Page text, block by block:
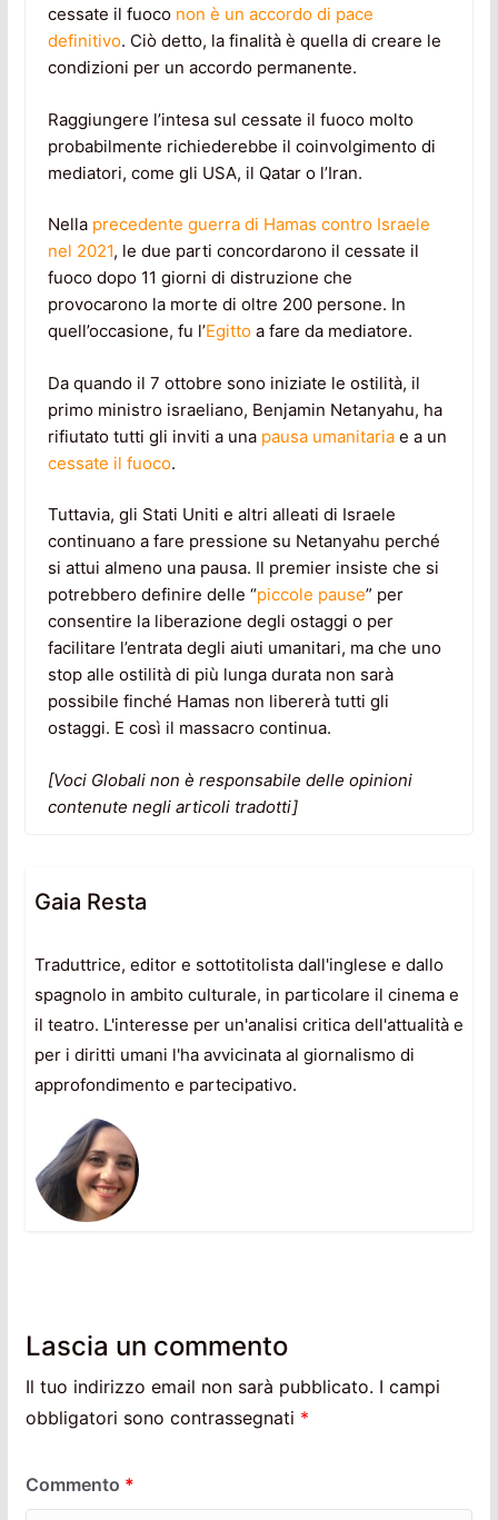
cessate il fuoco non è un accordo di pace
definitivo. Ciò detto, la finalità è quella di creare le
condizioni per un accordo permanente.
Raggiungere l’intesa sul cessate il fuoco molto
probabilmente richiederebbe il coinvolgimento di
mediatori, come gli USA, il Qatar o l’Iran.
Nella precedente guerra di Hamas contro Israele
nel 2021, le due parti concordarono il cessate il
fuoco dopo 11 giorni di distruzione che
provocarono la morte di oltre 200 persone. In
quell’occasione, fu l’Egittoa fare da mediatore.
Da quando il 7 ottobre sono iniziate le ostilità, il
primo ministro israeliano, Benjamin Netanyahu, ha
rifiutato tutti gli inviti a una pausa umanitariae a un
cessate il fuoco.
Tuttavia, gli Stati Uniti e altri alleati di Israele
continuano a fare pressione su Netanyahu perché
si attui almeno una pausa. Il premier insiste che si
potrebbero definire delle “piccole pause” per
consentire la liberazione degli ostaggi o per
facilitare l’entrata degli aiuti umanitari, ma che uno
stop alle ostilità di più lunga durata non sarà
possibile finché Hamas non libererà tutti gli
ostaggi. E così il massacro continua.
[Voci Globali non è responsabile delle opinioni
contenute negli articoli tradotti]
Gaia Resta
Traduttrice, editor e sottotitolista dall'inglese e dallo
spagnolo in ambito culturale, in particolare il cinema e
il teatro. L'interesse per un'analisi critica dell'attualità e
per i diritti umani l'ha avvicinata al giornalismo di
approfondimento e partecipativo.
Lascia un commento
Il tuo indirizzo email non sarà pubblicato. I campi
obbligatori sono contrassegnati *
Commento *